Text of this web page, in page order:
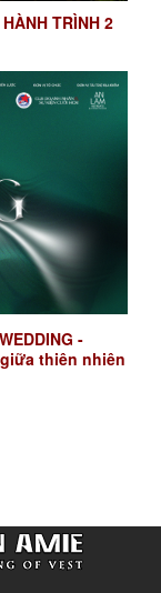
TRÌNH 2
-
thiên nhiên